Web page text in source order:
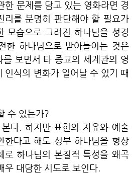
한 문제를 담고 있는 영화라면 경
리를 분명히 판단해야 할 필요가
모습으로 그려진 하나님을 성경
한 하나님으로 받아들이는 것은
를 보면서 타 종교의 세계관의 영
인식의 변화가 일어날 수 있기 때
수 있는가?
다. 하지만 표현의 자유와 예술
한다고 해도 성부 하나님을 형상
로 하나님의 본질적 특성을 왜곡
우 대담한 시도로 보인다.